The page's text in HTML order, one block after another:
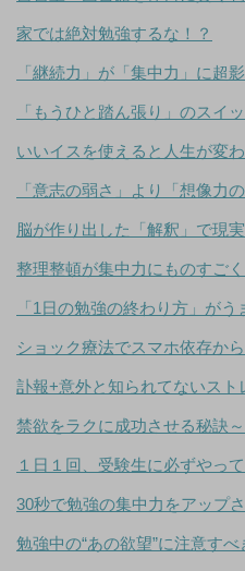
家では絶対勉強するな！？
「継続力」が「集中力」に超
「もうひと踏ん張り」のスイ
いいイスを使えると人生が変
「意志の弱さ」より「想像力
脳が作り出した「解釈」で現
整理整頓が集中力にものすご
「1日の勉強の終わり方」がう
ショック療法でスマホ依存か
訃報+意外と知られてないスト
禁欲をラクに成功させる秘訣
１日１回、受験生に必ずやっ
30秒で勉強の集中力をアップ
勉強中の“あの欲望”に注意すべ